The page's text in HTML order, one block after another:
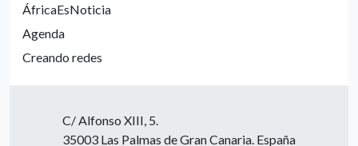
ÁfricaEsNoticia
Agenda
Creando redes
C/ Alfonso XIII, 5.
35003 Las Palmas de Gran Canaria. España